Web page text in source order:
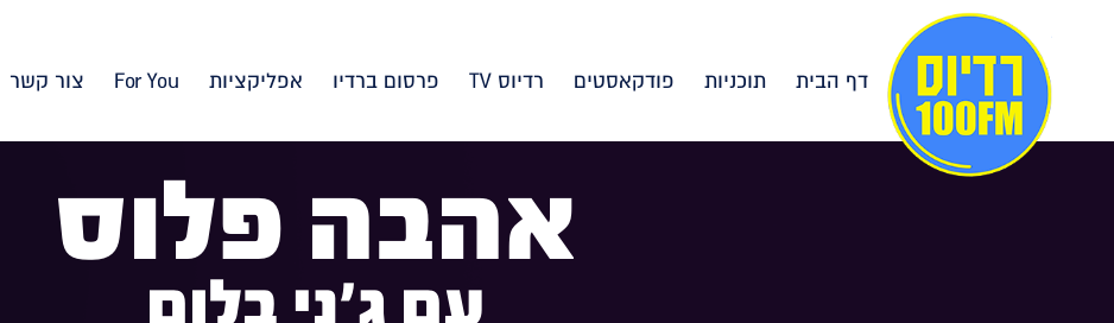
דף הבית תוכניות פודקאסטים רדיוס TV פרסום ברדיו אפליקציות For You צור קשר
אהבה פלוס
עם ג'ני בלום